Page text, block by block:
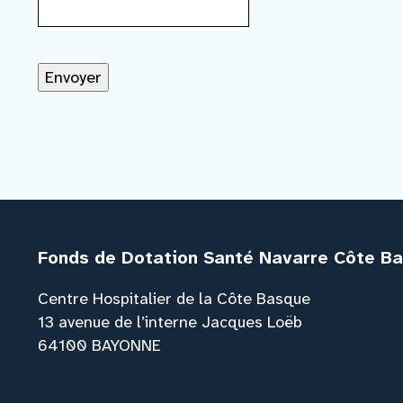
Fonds de Dotation Santé Navarre Côte
Centre Hospitalier de la Côte Basque
13 avenue de l’interne Jacques Loëb
64100 BAYONNE